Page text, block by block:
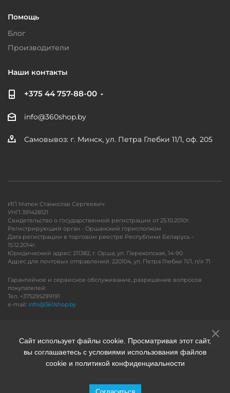
Помощь
Блог
Производители
Наши контакты
+375 44 757-88-00
info@360shop.by
Самовывоз: г. Минск, ул. Петра Глебки 11/1, оф. 205
ИП Матюк Станислав Сергеевич
УНП 391428121
Свидетельство о государственной регистрации от 25.10.2010г.
Регистрирующий орган - Оршанский горисполком
Дата регистрации в торговом реестре Республики Беларусь -
15.12.2014г.
Юридический адрес: 211382, г. Орша, ул. Перекопская, 14-90
Адрес для почтовых отправлений: 220104, ул. Петра Глебки 11/1, п/я 71
Гарантийное и сервисное обслуживание, разрешение вопросов
покупателей:
Тел. +375295299191
e-mail: info@360shop.by
Сайт использует файлы cookie. Просматривая этот сайт,
вы соглашаетесь с условиями использования файлов
cookie и политикой конфиденциальности